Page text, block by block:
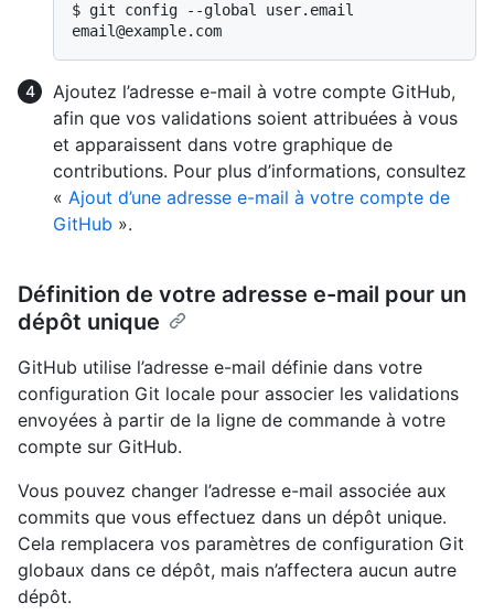
$ git config --global user.email
Ajoutez l’adresse e-mail à votre compte GitHub,
afin que vos validations soient attribuées à vous
et apparaissent dans votre graphique de
contributions. Pour plus d’informations, consultez
« Ajout d’une adresse e-mail à votre compte de
GitHub ».
Définition de votre adresse e-mail pour un
dépôt unique
GitHub utilise l’adresse e-mail définie dans votre
configuration Git locale pour associer les validations
envoyées à partir de la ligne de commande à votre
compte sur GitHub.
Vous pouvez changer l’adresse e-mail associée aux
commits que vous effectuez dans un dépôt unique.
Cela remplacera vos paramètres de configuration Git
globaux dans ce dépôt, mais n’affectera aucun autre
dépôt.